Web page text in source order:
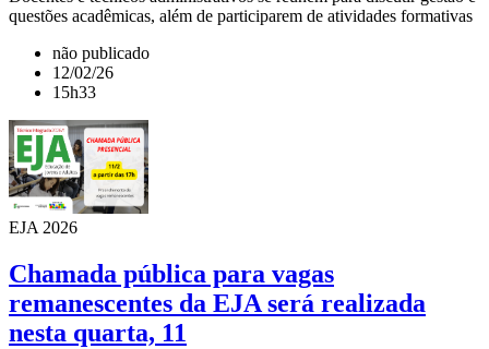
questões acadêmicas, além de participarem de atividades formativas
não publicado
12/02/26
15h33
EJA 2026
Chamada pública para vagas
remanescentes da EJA será realizada
nesta quarta, 11